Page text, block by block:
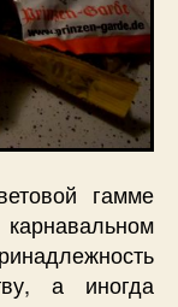
гамме
а иногда